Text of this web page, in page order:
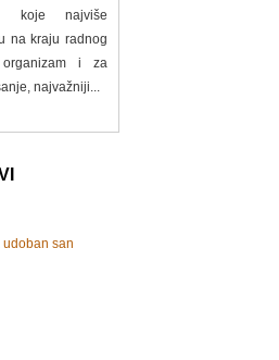
koje najviše
na kraju radnog
i za
najvažniji...
udoban san